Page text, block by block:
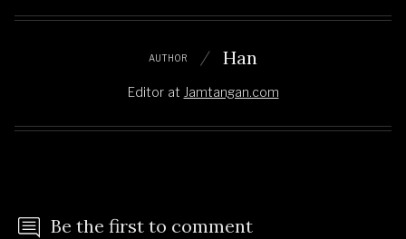
AUTHOR Han
Editor at Jamtangan.com
Be the first to comment